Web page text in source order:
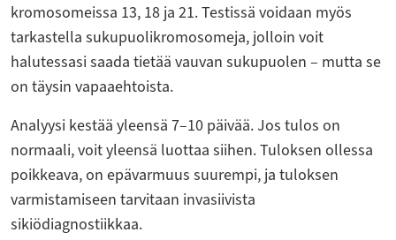
kromosomeissa 13, 18 ja 21. Testissä voidaan myös
tarkastella sukupuolikromosomeja, jolloin voit
halutessasi saada tietää vauvan sukupuolen – mutta se
on täysin vapaaehtoista.
Analyysi kestää yleensä 7–10 päivää. Jos tulos on
normaali, voit yleensä luottaa siihen. Tuloksen ollessa
poikkeava, on epävarmuus suurempi, ja tuloksen
varmistamiseen tarvitaan invasiivista
sikiödiagnostiikkaa.